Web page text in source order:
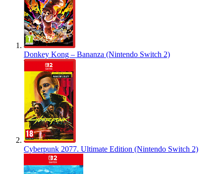
Donkey Kong – Bananza (Nintendo Switch 2)
Cyberpunk 2077. Ultimate Edition (Nintendo Switch 2)